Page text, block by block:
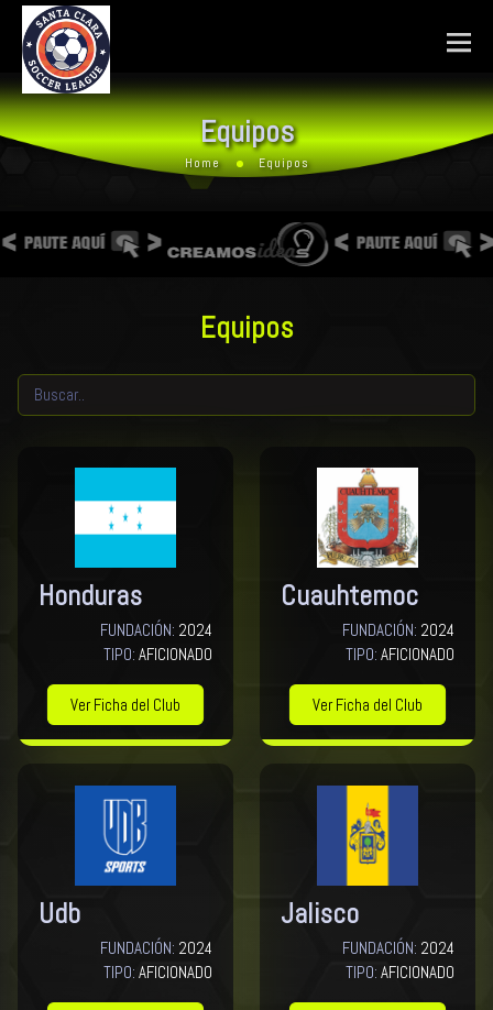
Equipos
Home Equipos
Equipos
Honduras
FUNDACIÓN: 2024
TIPO: AFICIONADO
Ver Ficha del Club
Cuauhtemoc
FUNDACIÓN: 2024
TIPO: AFICIONADO
Ver Ficha del Club
Udb
FUNDACIÓN: 2024
TIPO: AFICIONADO
Jalisco
FUNDACIÓN: 2024
TIPO: AFICIONADO